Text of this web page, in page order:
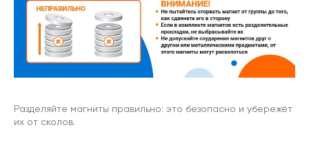
Разделяйте магниты правильно: это безопасно и убережёт
их от сколов.